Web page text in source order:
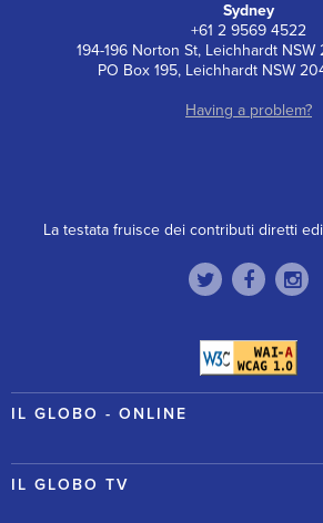
Sydney
+61 2 9569 4522
194-196 Norton St, Leichhardt
PO Box 195, Leichhardt NSW
Having a problem?
La testata fruisce dei contributi diretti
IL GLOBO - ONLINE
IL GLOBO TV